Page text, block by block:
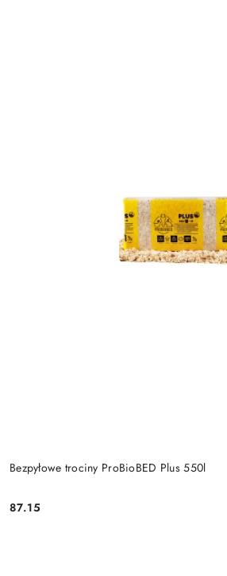
Bezpyłowe trociny ProBioBED Plus 550l
Cena:
87.15